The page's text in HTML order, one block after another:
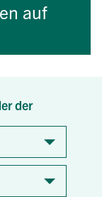
auf
der